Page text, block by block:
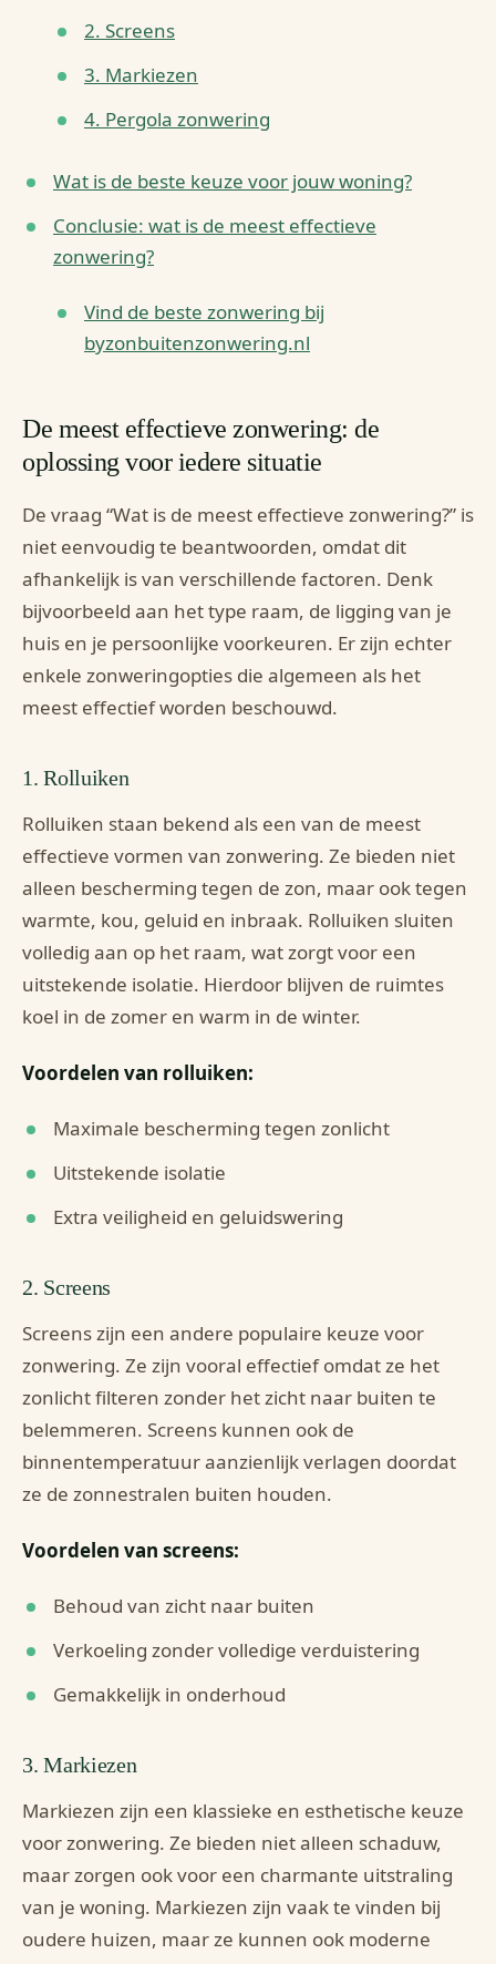
2. Screens
3. Markiezen
4. Pergola zonwering
Wat is de beste keuze voor jouw woning?
Conclusie: wat is de meest effectieve
zonwering?
Vind de beste zonwering bij
byzonbuitenzonwering.nl
De meest effectieve zonwering: de
oplossing voor iedere situatie
De vraag “Wat is de meest effectieve zonwering?” is
niet eenvoudig te beantwoorden, omdat dit
afhankelijk is van verschillende factoren. Denk
bijvoorbeeld aan het type raam, de ligging van je
huis en je persoonlijke voorkeuren. Er zijn echter
enkele zonweringopties die algemeen als het
meest effectief worden beschouwd.
1. Rolluiken
Rolluiken staan bekend als een van de meest
effectieve vormen van zonwering. Ze bieden niet
alleen bescherming tegen de zon, maar ook tegen
warmte, kou, geluid en inbraak. Rolluiken sluiten
volledig aan op het raam, wat zorgt voor een
uitstekende isolatie. Hierdoor blijven de ruimtes
koel in de zomer en warm in de winter.
Voordelen van rolluiken:
Maximale bescherming tegen zonlicht
Uitstekende isolatie
Extra veiligheid en geluidswering
2. Screens
Screens zijn een andere populaire keuze voor
zonwering. Ze zijn vooral effectief omdat ze het
zonlicht filteren zonder het zicht naar buiten te
belemmeren. Screens kunnen ook de
binnentemperatuur aanzienlijk verlagen doordat
ze de zonnestralen buiten houden.
Voordelen van screens:
Behoud van zicht naar buiten
Verkoeling zonder volledige verduistering
Gemakkelijk in onderhoud
3. Markiezen
Markiezen zijn een klassieke en esthetische keuze
voor zonwering. Ze bieden niet alleen schaduw,
maar zorgen ook voor een charmante uitstraling
van je woning. Markiezen zijn vaak te vinden bij
oudere huizen, maar ze kunnen ook moderne